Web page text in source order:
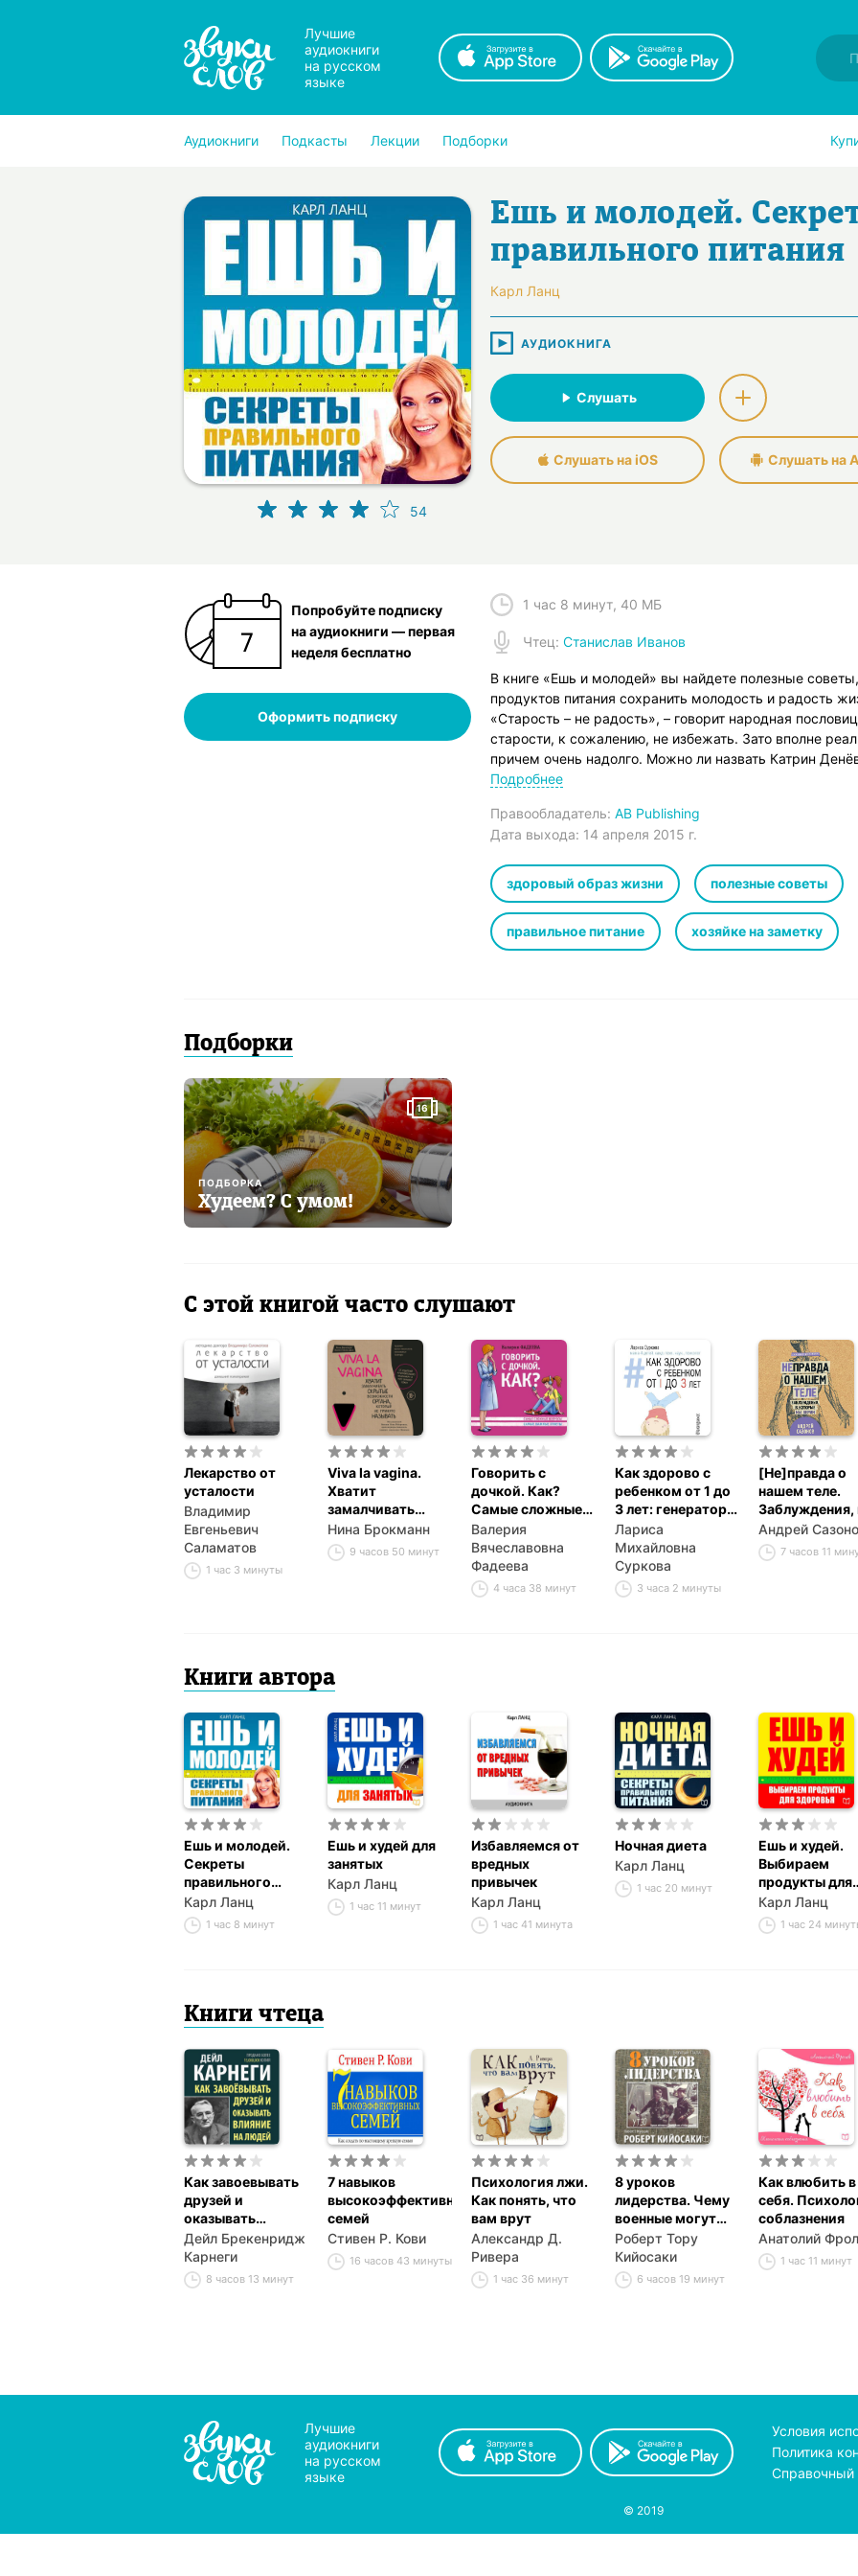
Лучшие
аудиокниги
на русском
языке
Аудиокниги Подкасты Лекции Подборки
54
Ешь и молодей.
правильного питания
Карл Ланц
АУДИОКНИГА
Слушать
Слушать на iOS Слушать на
Попробуйте подписку
на аудиокниги — первая
неделя бесплатно
Оформить подписку
1 час 8 минут, 40 МБ
Чтец: Станислав Иванов
В книге «Ешь и молодей» вы найдете полезные
продуктов питания сохранить молодость и радость
«Старость – не радость», – говорит народная
старости, к сожалению, не избежать. Зато вполне
причем очень надолго. Можно ли назвать Катрин
ли, а ведь им уже далеко за шестьдесят пять. Другая
Сказки сказками, но и простым людям доступны
вечной молодости и красоты. И, быть может, они
Глава 1. Продукты молодости
Глава 2. Много будешь есть – скоро состаришься
Глава 3. В здоровом теле – здоровый дух!
Глава 4. Похитители молодости
Подробнее
Правообладатель: AB Publishing
Дата выхода: 14 апреля 2015 г.
здоровый образ жизни полезные советы
правильное питание хозяйке на заметку
Подборки
16
ПОДБОРКА
Худеем? С умом!
С этой книгой часто слушают
Лекарство от
усталости
Владимир
Евгеньевич
Саламатов
1 час 3 минуты
Viva la vagina.
Хватит
замалчивать
скрытые
возможности
органа, который
Нина Брокманн
9 часов 50 минут
Говорить с
дочкой. Как?
Самые сложные
вопросы. Самые
важные ответы
Валерия
Вячеславовна
Фадеева
4 часа 38 минут
Как здорово с
ребенком от 1 до
3 лет: генератор
полезных советов
Лариса
Михайловна
Суркова
3 часа 2 минуты
[Не]правда о
нашем теле.
Заблуждения,
которые мы
верим
Андрей
7 часов 11
Книги автора
Ешь и молодей.
Секреты
правильного
питания
Карл Ланц
1 час 8 минут
Ешь и худей для
занятых
Карл Ланц
1 час 11 минут
Избавляемся от
вредных
привычек
Карл Ланц
1 час 41 минута
Ночная диета
Карл Ланц
1 час 20 минут
Ешь и худей.
Выбираем
продукты для
здоровья
Карл Ланц
1 час 24
Книги чтеца
Как завоевывать
друзей и
оказывать
влияние на людей
Дейл Брекенридж
Карнеги
8 часов 13 минут
7 навыков
высокоэффективных
семей
Стивен Р. Кови
16 часов 43 минуты
Психология лжи.
Как понять, что
вам врут
Александр Д.
Ривера
1 час 36 минут
8 уроков
лидерства. Чему
военные могут
научить бизнес-
лидеров
Роберт Тору
Кийосаки
6 часов 19 минут
Как влюбить в
себя.
соблазнения
Анатолий
1 час 11 минут
Лучшие
аудиокниги
на русском
языке
Условия
Политика
Справочный
© 2019